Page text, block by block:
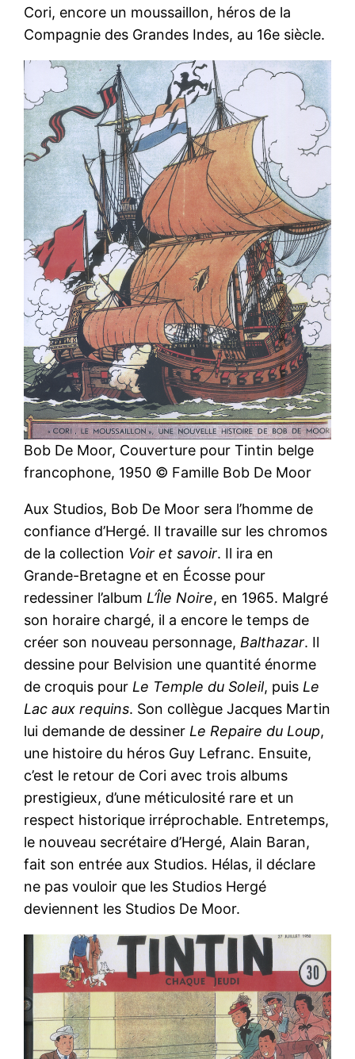
Cori, encore un moussaillon, héros de la
Compagnie des Grandes Indes, au 16e siècle.
Bob De Moor, Couverture pour Tintin belge
francophone, 1950 © Famille Bob De Moor
Aux Studios, Bob De Moor sera l’homme de
confiance d’Hergé. Il travaille sur les chromos
de la collection Voir et savoir. Il ira en
Grande-Bretagne et en Écosse pour
redessiner l’album L’Île Noire, en 1965. Malgré
son horaire chargé, il a encore le temps de
créer son nouveau personnage, Balthazar. Il
dessine pour Belvision une quantité énorme
de croquis pour Le Temple du Soleil, puis Le
Lac aux requins. Son collègue Jacques Martin
lui demande de dessiner Le Repaire du Loup,
une histoire du héros Guy Lefranc. Ensuite,
c’est le retour de Cori avec trois albums
prestigieux, d’une méticulosité rare et un
respect historique irréprochable. Entretemps,
le nouveau secrétaire d’Hergé, Alain Baran,
fait son entrée aux Studios. Hélas, il déclare
ne pas vouloir que les Studios Hergé
deviennent les Studios De Moor.